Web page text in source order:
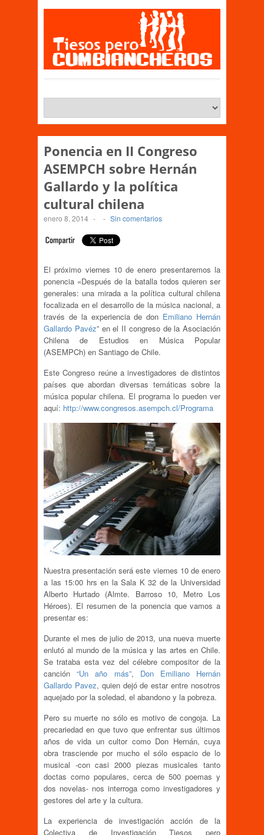
Ponencia en II Congreso
ASEMPCH sobre Hernán
Gallardo y la política
cultural chilena
enero 8, 2014 - - Sin comentarios
El próximo viernes 10 de enero presentaremos la
ponencia «Después de la batalla todos quieren ser
generales: una mirada a la política cultural chilena
focalizada en el desarrollo de la música nacional, a
través de la experiencia de don Emiliano Hernán
Gallardo Pavéz” en el II congreso de la Asociación
Chilena de Estudios en Música Popular
(ASEMPCh) en Santiago de Chile.
Este Congreso reúne a investigadores de distintos
países que abordan diversas temáticas sobre la
música popular chilena. El programa lo pueden ver
aquí: http://www.congresos.asempch.cl/Programa
Nuestra presentación será este viernes 10 de enero
a las 15:00 hrs en la Sala K 32 de la Universidad
Alberto Hurtado (Almte. Barroso 10, Metro Los
Héroes). El resumen de la ponencia que vamos a
presentar es:
Durante el mes de julio de 2013, una nueva muerte
enlutó al mundo de la música y las artes en Chile.
Se trataba esta vez del célebre compositor de la
canción“Un año más”, Don Emiliano Hernán
Gallardo Pavez, quien dejó de estar entre nosotros
aquejado por la soledad, el abandono y la pobreza.
Pero su muerte no sólo es motivo de congoja. La
precariedad en que tuvo que enfrentar sus últimos
años de vida un cultor como Don Hernán, cuya
obra trasciende por mucho el sólo espacio de lo
musical -con casi 2000 piezas musicales tanto
doctas como populares, cerca de 500 poemas y
dos novelas- nos interroga como investigadores y
gestores del arte y la cultura.
La experiencia de investigación acción de la
Colectiva de Investigación Tiesos pero